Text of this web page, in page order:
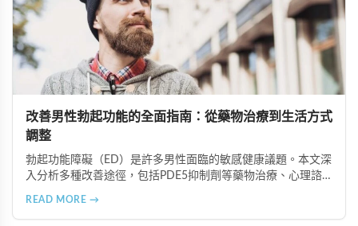
改善男性勃起功能的全面指南：從藥物治療到生活方式
調整
勃起功能障礙（ED）是許多男性面臨的敏感健康議題。本文深
入分析多種改善途徑，包括PDE5抑制劑等藥物治療、心理諮
READ MORE →